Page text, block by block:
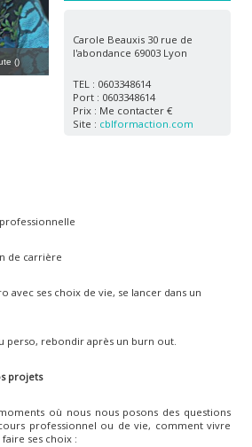
()
Carole Beauxis 30 rue de
l'abondance 69003 Lyon
TEL : 0603348614
Port : 0603348614
Prix : Me contacter €
Site : cblformaction.com
de carrière
avec ses choix de vie, se lancer dans un
perso, rebondir après un burn out.
projets
où nous nous posons des questions
professionnel ou de vie, comment vivre
ses choix :